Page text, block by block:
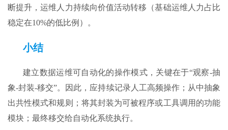
断提升，运维人力持续向价值活动转移（基础运维人力占比
稳定在10%的低比例）。
小结
建立数据运维可自动化的操作模式，关键在于“观察-抽
象-封装-移交”。因此，应持续记录人工高频操作；从中抽象
出共性模式和规则；将其封装为可被程序或工具调用的功能
模块；最终移交给自动化系统执行。